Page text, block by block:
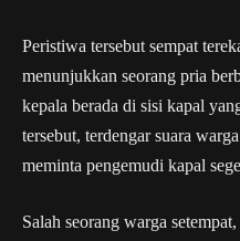
Peristiwa tersebut sempat
menunjukkan seorang pria
kepala berada di sisi kapal
tersebut, terdengar suara
meminta pengemudi kapal
Salah seorang warga